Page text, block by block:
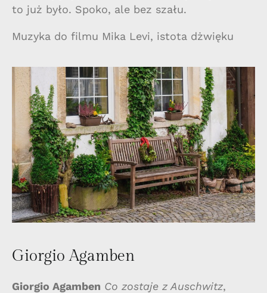
to już było. Spoko, ale bez szału.
Muzyka do filmu Mika Levi, istota dżwięku
Giorgio Agamben
Giorgio Agamben Co zostaje z Auschwitz,